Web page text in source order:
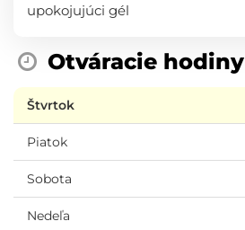
upokojujúci gél
Otváracie hodiny
Štvrtok
Piatok
Sobota
Nedeľa